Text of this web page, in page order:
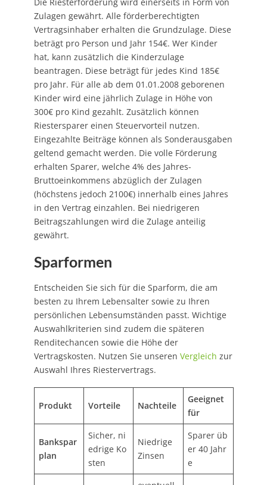
Zulagen gewährt. Alle förderberechtigten
Vertragsinhaber erhalten die Grundzulage. Diese
beträgt pro Person und Jahr 154€. Wer Kinder
hat, kann zusätzlich die Kinderzulage
beantragen. Diese beträgt für jedes Kind 185€
pro Jahr. Für alle ab dem 01.01.2008 geborenen
Kinder wird eine jährlich Zulage in Höhe von
300€ pro Kind gezahlt. Zusätzlich können
Riestersparer einen Steuervorteil nutzen.
Eingezahlte Beiträge können als Sonderausgaben
geltend gemacht werden. Die volle Förderung
erhalten Sparer, welche 4% des Jahres-
Bruttoeinkommens abzüglich der Zulagen
(höchstens jedoch 2100€) innerhalb eines Jahres
in den Vertrag einzahlen. Bei niedrigeren
Beitragszahlungen wird die Zulage anteilig
gewährt.
Sparformen
Entscheiden Sie sich für die Sparform, die am
besten zu Ihrem Lebensalter sowie zu Ihren
persönlichen Lebensumständen passt. Wichtige
Auswahlkriterien sind zudem die späteren
Renditechancen sowie die Höhe der
Vertragskosten. Nutzen Sie unseren Vergleich zur
Auswahl Ihres Riestervertrags.
Produkt Vorteile Nachteile
Geeignet
für
Bankspar
plan
Sicher, ni
edrige Ko
sten
Niedrige
Zinsen
Sparer üb
er 40 Jahr
e